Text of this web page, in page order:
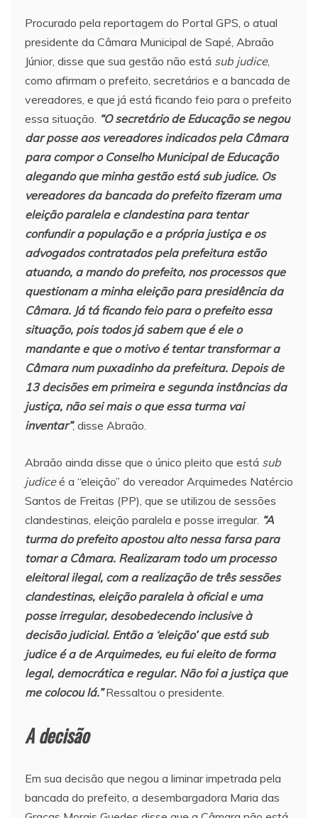
Procurado pela reportagem do Portal GPS, o atual
presidente da Câmara Municipal de Sapé, Abraão
Júnior, disse que sua gestão não está sub judice,
como afirmam o prefeito, secretários e a bancada de
vereadores, e que já está ficando feio para o prefeito
essa situação. “O secretário de Educação se negou
dar posse aos vereadores indicados pela Câmara
para compor o Conselho Municipal de Educação
alegando que minha gestão está sub judice. Os
vereadores da bancada do prefeito fizeram uma
eleição paralela e clandestina para tentar
confundir a população e a própria justiça e os
advogados contratados pela prefeitura estão
atuando, a mando do prefeito, nos processos que
questionam a minha eleição para presidência da
Câmara. Já tá ficando feio para o prefeito essa
situação, pois todos já sabem que é ele o
mandante e que o motivo é tentar transformar a
Câmara num puxadinho da prefeitura. Depois de
13 decisões em primeira e segunda instâncias da
justiça, não sei mais o que essa turma vai
inventar”, disse Abraão.
Abraão ainda disse que o único pleito que está sub
judiceé a “eleição” do vereador Arquimedes Natércio
Santos de Freitas (PP), que se utilizou de sessões
clandestinas, eleição paralela e posse irregular. “A
turma do prefeito apostou alto nessa farsa para
tomar a Câmara. Realizaram todo um processo
eleitoral ilegal, com a realização de três sessões
clandestinas, eleição paralela à oficial e uma
posse irregular, desobedecendo inclusive à
decisão judicial. Então a ‘eleição’ que está sub
judice é a de Arquimedes, eu fui eleito de forma
legal, democrática e regular. Não foi a justiça que
me colocou lá.”Ressaltou o presidente.
A decisão
Em sua decisão que negou a liminar impetrada pela
bancada do prefeito, a desembargadora Maria das